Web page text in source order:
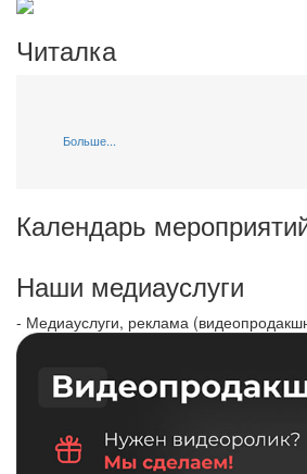
Читалка
Больше...
Календарь
Наши медиауслуги
- Медиауслуги, реклама